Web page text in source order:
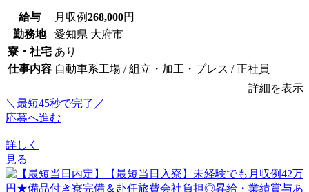
給与 月収例268,000円
勤務地
愛知県 大府市
寮・社宅 あり
仕事内容 自動車系工場 / 組立・加工・プレス / 正社員
詳細を表示
＼最短45秒で完了／
応募へ進む
詳しく
見る